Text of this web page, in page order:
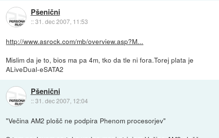
Pšenični
::31. dec 2007, 11:53
http://www.asrock.com/mb/overview.asp?M...
Mislim da je to, bios ma pa 4m, tko da tle ni fora.Torej plata je
ALiveDual-eSATA2
Pšenični
::31. dec 2007, 12:04
"Večina AM2 plošč ne podpira Phenom procesorjev"